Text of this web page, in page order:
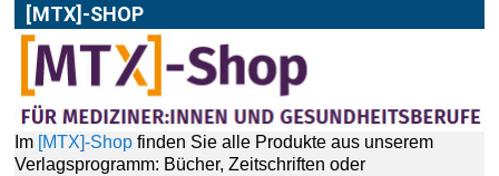
[MTX]-SHOP
Im [MTX]-Shop finden Sie alle Produkte aus unserem
Verlagsprogramm: Bücher, Zeitschriften oder